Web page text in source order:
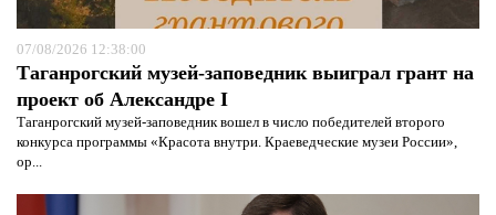
07/08/2026 12:38:00
Таганрогский музей-заповедник выиграл грант на
проект об Александре I
Таганрогский музей-заповедник вошел в число победителей второго
конкурса программы «Красота внутри. Краеведческие музеи России»,
ор...